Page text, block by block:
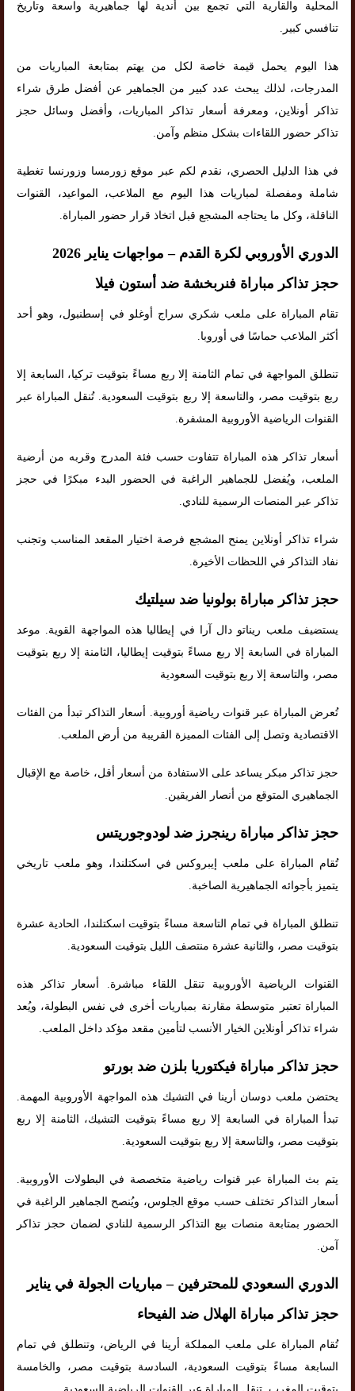
المحلية والقارية التي تجمع بين أندية لها جماهيرية واسعة وتاريخ
تنافسي كبير.
هذا اليوم يحمل قيمة خاصة لكل من يهتم بمتابعة المباريات من
المدرجات، لذلك يبحث عدد كبير من الجماهير عن أفضل طرق شراء
تذاكر أونلاين، ومعرفة أسعار تذاكر المباريات، وأفضل وسائل حجز
تذاكر حضور اللقاءات بشكل منظم وآمن.
في هذا الدليل الحصري، نقدم لكم عبر موقع زورمسا وزورنسا تغطية
شاملة ومفصلة لمباريات هذا اليوم مع الملاعب، المواعيد، القنوات
الناقلة، وكل ما يحتاجه المشجع قبل اتخاذ قرار حضور المباراة.
الدوري الأوروبي لكرة القدم – مواجهات يناير 2026
حجز تذاكر مباراة فنربخشة ضد أستون فيلا
تقام المباراة على ملعب شكري سراج أوغلو في إسطنبول، وهو أحد
أكثر الملاعب حماسًا في أوروبا.
تنطلق المواجهة في تمام الثامنة إلا ربع مساءً بتوقيت تركيا، السابعة إلا
ربع بتوقيت مصر، والتاسعة إلا ربع بتوقيت السعودية. تُنقل المباراة عبر
القنوات الرياضية الأوروبية المشفرة.
أسعار تذاكر هذه المباراة تتفاوت حسب فئة المدرج وقربه من أرضية
الملعب، ويُفضل للجماهير الراغبة في الحضور البدء مبكرًا في حجز
تذاكر عبر المنصات الرسمية للنادي.
شراء تذاكر أونلاين يمنح المشجع فرصة اختيار المقعد المناسب وتجنب
نفاد التذاكر في اللحظات الأخيرة.
حجز تذاكر مباراة بولونيا ضد سيلتيك
يستضيف ملعب ريناتو دال آرا في إيطاليا هذه المواجهة القوية. موعد
المباراة في السابعة إلا ربع مساءً بتوقيت إيطاليا، الثامنة إلا ربع بتوقيت
مصر، والتاسعة إلا ربع بتوقيت السعودية
تُعرض المباراة عبر قنوات رياضية أوروبية. أسعار التذاكر تبدأ من الفئات
الاقتصادية وتصل إلى الفئات المميزة القريبة من أرض الملعب.
حجز تذاكر مبكر يساعد على الاستفادة من أسعار أقل، خاصة مع الإقبال
الجماهيري المتوقع من أنصار الفريقين.
حجز تذاكر مباراة رينجرز ضد لودوجوريتس
تُقام المباراة على ملعب إيبروكس في اسكتلندا، وهو ملعب تاريخي
يتميز بأجوائه الجماهيرية الصاخبة.
تنطلق المباراة في تمام التاسعة مساءً بتوقيت اسكتلندا، الحادية عشرة
بتوقيت مصر، والثانية عشرة منتصف الليل بتوقيت السعودية.
القنوات الرياضية الأوروبية تنقل اللقاء مباشرة. أسعار تذاكر هذه
المباراة تعتبر متوسطة مقارنة بمباريات أخرى في نفس البطولة، ويُعد
شراء تذاكر أونلاين الخيار الأنسب لتأمين مقعد مؤكد داخل الملعب.
حجز تذاكر مباراة فيكتوريا بلزن ضد بورتو
يحتضن ملعب دوسان أرينا في التشيك هذه المواجهة الأوروبية المهمة.
تبدأ المباراة في السابعة إلا ربع مساءً بتوقيت التشيك، الثامنة إلا ربع
بتوقيت مصر، والتاسعة إلا ربع بتوقيت السعودية.
يتم بث المباراة عبر قنوات رياضية متخصصة في البطولات الأوروبية.
أسعار التذاكر تختلف حسب موقع الجلوس، ويُنصح الجماهير الراغبة في
الحضور بمتابعة منصات بيع التذاكر الرسمية للنادي لضمان حجز تذاكر
آمن.
الدوري السعودي للمحترفين – مباريات الجولة في يناير
حجز تذاكر مباراة الهلال ضد الفيحاء
تُقام المباراة على ملعب المملكة أرينا في الرياض، وتنطلق في تمام
السابعة مساءً بتوقيت السعودية، السادسة بتوقيت مصر، والخامسة